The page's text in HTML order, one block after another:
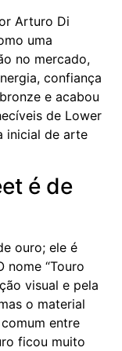
Arturo Di
uma
no mercado,
confiança
e acabou
de Lower
inicial de arte
é de
ouro; ele é
nome “Touro
visual e pela
o material
entre
ficou muito